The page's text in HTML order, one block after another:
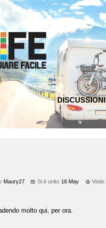
DISCUSSIONI
Maury27 Si è unito 16 May Visite
molto qui, per ora.